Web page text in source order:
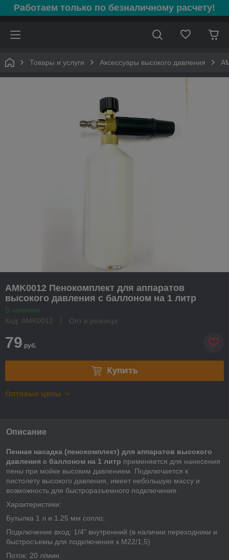
Работаем только по безналичному расчету!
Товары и услуги Аксессуары высокого давления
AMK0012 Пенокомплект для аппаратов
высокого давления с баллоном на 1 литр
В наличии
Код: AMK0012
Опт и розница
79 руб.
Купить
Оптовые цены
Описание
Пенная насадка (пенокомплект) для аппаратов высокого
давления с баллоном на 1 литр применяется для нанесения
пены при мойке высоким давлением. Подключается к
пистолету высокого давления, имеет небольшую массу и
возможность для быстроразъемного подключения.
Характеристики:
Бутылка 1 л и 1.25 мм сопло;
Подключение вход: 1/4" внутренний (в наличии переходники и
быстросъемы для подключения к М22/1,5)
Поток: 20 л/мин.